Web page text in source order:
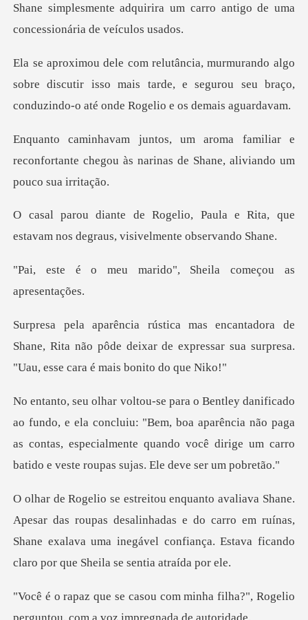
Shane simplesmente adquirira um carro an
sobre discutir isso mais tarde, e segurou seu braço,
liar e
reconfortante chegou às narinas de
aula e Rita, que
estavam nos degra
arido", Sheila começ
e
Shane, Rita não pôde deixar de expressar sua su
concluiu: "Bem, boa aparência não paga
as contas, especialmente quando v
upas desalinhadas e do carro em ruínas,
Shane exalava uma inegável con
inha filha?", Rogelio